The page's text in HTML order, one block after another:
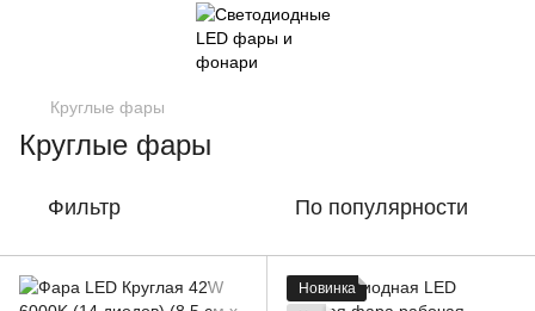
Круглые фары
Круглые фары
Фильтр По популярности
Новинка